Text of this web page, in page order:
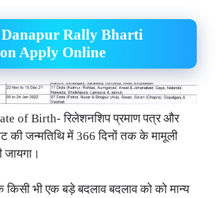
Rally Bharti
Apply Online
of Birth- रिलेशनशिप प्रमाण पत्र और
की जन्मतिथि में 366 दिनों तक के मामूली
जायगा।
भी एक बड़े बदलाव बदलाव को को मान्य